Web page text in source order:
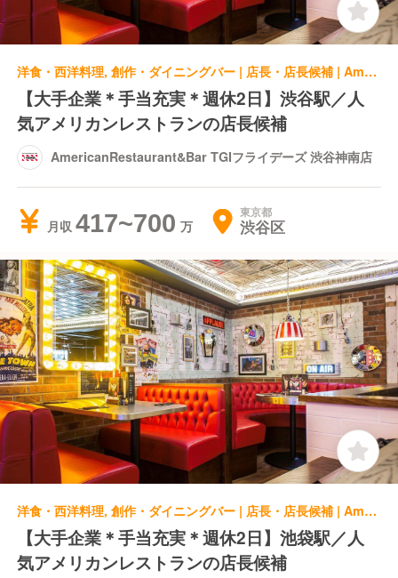
洋食・西洋料理, 創作・ダイニングバー | 店長・店長候補 | AmericanRestaurant&Bar TGIフライデーズ 渋谷神南店
【大手企業＊手当充実＊週休2日】渋谷駅／人
気アメリカンレストランの店長候補
AmericanRestaurant&Bar TGIフライデーズ 渋谷神南店
月収 417~700 東京都
渋谷区
洋食・西洋料理, 創作・ダイニングバー | 店長・店長候補 | AmericanRestaurant&Bar TGIフライデーズ 池袋店
【大手企業＊手当充実＊週休2日】池袋駅／人
気アメリカンレストランの店長候補